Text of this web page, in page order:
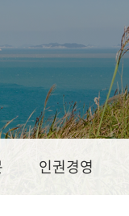
인권경영